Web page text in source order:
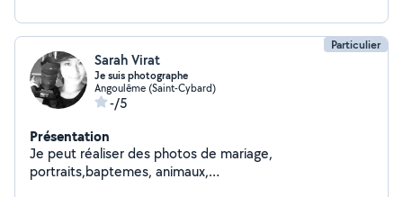
Particulier
Sarah Virat
Je suis photographe
Angoulême (Saint-Cybard)
-/5
Présentation
Je peut réaliser des photos de mariage,
portraits,baptemes, animaux,